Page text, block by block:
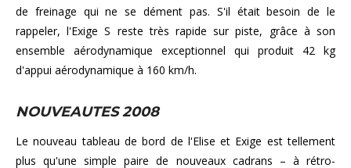
de freinage qui ne se dément pas. S'il était besoin de le
rappeler, l'Exige S reste très rapide sur piste, grâce à son
ensemble aérodynamique exceptionnel qui produit 42 kg
d'appui aérodynamique à 160 km/h.
NOUVEAUTES 2008
Le nouveau tableau de bord de l'Elise et Exige est tellement
plus qu'une simple paire de nouveaux cadrans – à rétro-